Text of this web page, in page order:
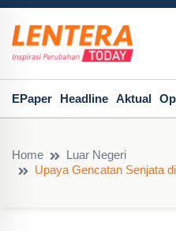
EPaper Headline Aktual
Home
Luar Negeri
Upaya Gencatan Senjata